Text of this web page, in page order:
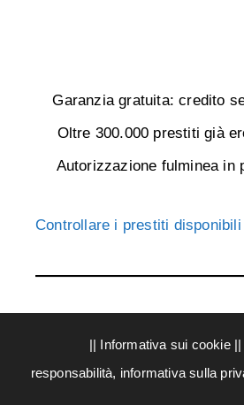
Garanzia gratuita: credito
Oltre 300.000 prestiti già
Autorizzazione fulminea in
Controllare i prestiti disponibili
|| Informativa sui cookie ||
responsabilità, informativa sulla